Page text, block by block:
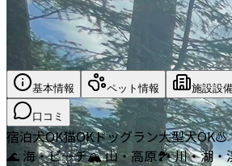
基本情報 ペット情報 施設設
口コミ
宿泊犬OK猫OKドッグラン大型犬OK♨️
🌊 海・ビーチ🏔️ 山・高原🏞️ 川・湖・